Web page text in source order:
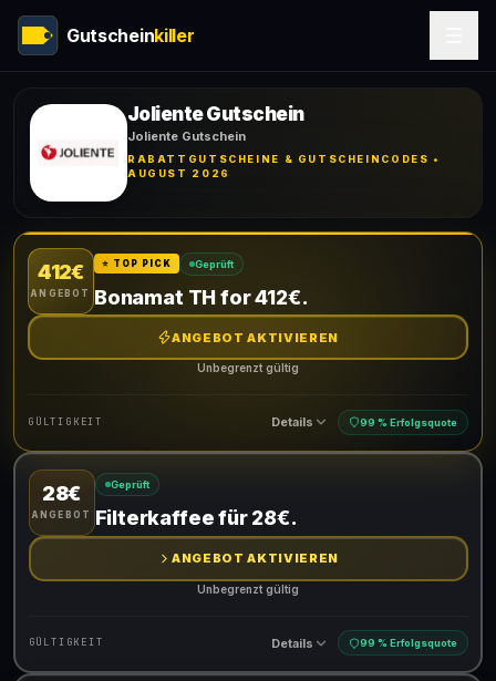
Gutscheinkiller
Joliente Gutschein
Joliente Gutschein
RABATTGUTSCHEINE & GUTSCHEINCODES •
AUGUST 2026
412€
ANGEBOT
⭐ TOP PICK Geprüft
Bonamat TH for 412€.
ANGEBOT AKTIVIEREN
Unbegrenzt gültig
GÜLTIGKEIT Details 99 % Erfolgsquote
Gültig für teilnehmende Produkte
28€
ANGEBOT
Geprüft
Filterkaffee für 28€.
ANGEBOT AKTIVIEREN
Unbegrenzt gültig
GÜLTIGKEIT Details 99 % Erfolgsquote